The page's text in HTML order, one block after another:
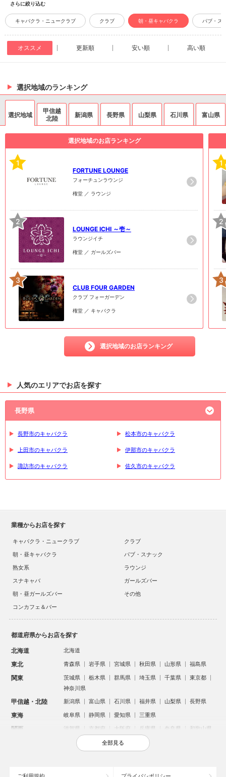
さらに絞り込む
キャバクラ・ニュークラブ クラブ 朝・昼キャバクラ パブ・ス
オススメ 更新順 安い順 高い順
選択地域のランキング
選択地域
甲信越
北陸
新潟県 長野県 山梨県 石川県 富山県
選択地域のお店ランキング
1
FORTUNE LOUNGE
フォーチュンラウンジ
権堂 ／ ラウンジ
2
LOUNGE ICHI ～壱～
ラウンジイチ
権堂 ／ ガールズバー
3
CLUB FOUR GARDEN
クラブ フォーガーデン
権堂 ／ キャバクラ
選択地域のお店ランキング
1
2
3
人気のエリアでお店を探す
長野県
長野市のキャバクラ 松本市のキャバクラ
上田市のキャバクラ 伊那市のキャバクラ
諏訪市のキャバクラ 佐久市のキャバクラ
業種からお店を探す
キャバクラ・ニュークラブ
クラブ
朝・昼キャバクラ
パブ・スナック
熟女系
ラウンジ
スナキャバ
ガールズバー
朝・昼ガールズバー
その他
コンカフェ＆バー
都道府県からお店を探す
北海道 北海道
東北 青森県 岩手県 宮城県 秋田県 山形県 福島県
関東 茨城県 栃木県 群馬県 埼玉県 千葉県
東京都
神奈川県
甲信越・北陸 新潟県 富山県 石川県 福井県 山梨県 長野県
東海 岐阜県 静岡県 愛知県 三重県
関西 滋賀県 京都府 大阪府 兵庫県 奈良県 和歌山県
鳥取県 島根県 岡山県 広島県
全部見る